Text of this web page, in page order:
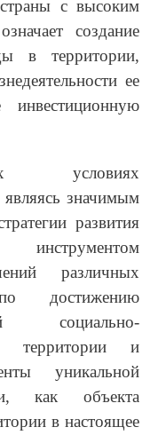
с высоким
создание
в территории,
ее
условиях
являясь значимым
развития
инструментом
различных
достижению
социально-
территории и
уникальной
как объекта
в настоящее